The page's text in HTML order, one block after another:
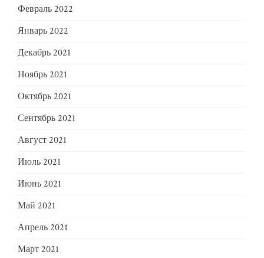
Февраль 2022
Январь 2022
Декабрь 2021
Ноябрь 2021
Октябрь 2021
Сентябрь 2021
Август 2021
Июль 2021
Июнь 2021
Май 2021
Апрель 2021
Март 2021